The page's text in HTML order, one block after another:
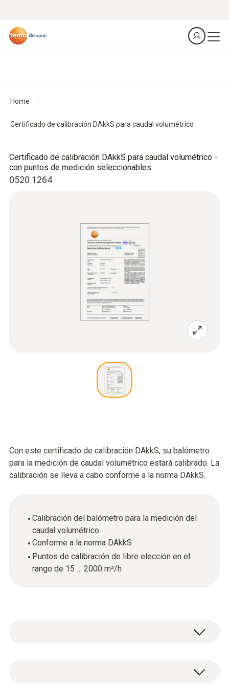
Home
Certificado de calibración DAkkS para caudal volumétrico
0520 1264
Certificado de calibración DAkkS para caudal volumétrico -
con puntos de medición seleccionables
Con este certificado de calibración DAkkS, su balómetro
para la medición de caudal volumétrico estará calibrado. La
calibración se lleva a cabo conforme a la norma DAkkS.
Calibración del balómetro para la medición del
caudal volumétrico
Conforme a la norma DAkkS
Puntos de calibración de libre elección en el
rango de 15 … 2000 m³/h
Dondequiera que se utilicen instrumentos de